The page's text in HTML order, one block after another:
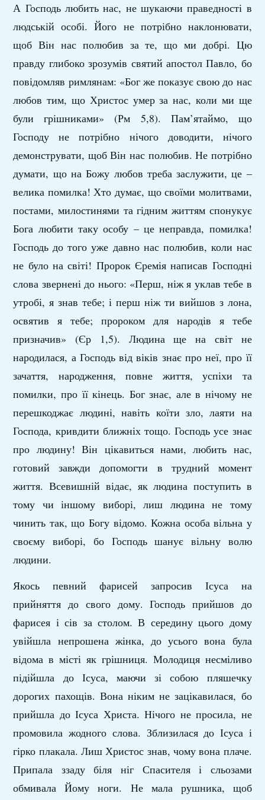
А Господь любить нас, не шукаючи праведності в
людській особі. Його не потрібно наклонювати,
щоб Він нас полюбив за те, що ми добрі. Цю
правду глибоко зрозумів святий апостол Павло, бо
повідомляв римлянам: «Бог же показує свою до нас
любов тим, що Христос умер за нас, коли ми ще
були грішниками» (Рм 5,8). Пам’ятаймо, що
Господу не потрібно нічого доводити, нічого
демонструвати, щоб Він нас полюбив. Не потрібно
думати, що на Божу любов треба заслужити, це –
велика помилка! Хто думає, що своїми молитвами,
постами, милостинями та гідним життям спонукує
Бога любити таку особу – це неправда, помилка!
Господь до того уже давно нас полюбив, коли нас
не було на світі! Пророк Єремія написав Господні
слова звернені до нього: «Перш, ніж я уклав тебе в
утробі, я знав тебе; і перш ніж ти вийшов з лона,
освятив я тебе; пророком для народів я тебе
призначив» (Єр 1,5). Людина ще на світ не
народилася, а Господь від віків знає про неї, про її
зачаття, народження, повне життя, успіхи та
помилки, про її кінець. Бог знає, але в нічому не
перешкоджає людині, навіть коїти зло, лаяти на
Господа, кривдити ближніх тощо. Господь усе знає
про людину! Він цікавиться нами, любить нас,
готовий завжди допомогти в трудний момент
життя. Всевишній відає, як людина поступить в
тому чи іншому виборі, лиш людина не тому
чинить так, що Богу відомо. Кожна особа вільна у
своєму виборі, бо Господь шанує вільну волю
людини.
Якось певний фарисей запросив Ісуса на
прийняття до свого дому. Господь прийшов до
фарисея і сів за столом. В середину цього дому
увійшла непрошена жінка, до усього вона була
відома в місті як грішниця. Молодиця несміливо
підійшла до Ісуса, маючи зі собою пляшечку
дорогих пахощів. Вона ніким не зацікавилася, бо
прийшла до Ісуса Христа. Нічого не просила, не
промовила жодного слова. Зблизилася до Ісуса і
гірко плакала. Лиш Христос знав, чому вона плаче.
Припала ззаду біля ніг Спасителя і сльозами
обмивала Йому ноги. Не мала рушника, щоб